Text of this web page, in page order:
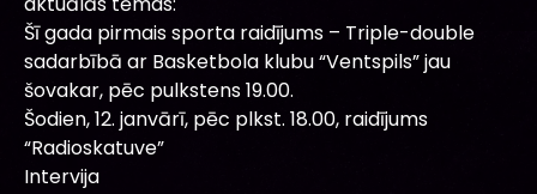
Šī gada pirmais sporta raidījums – Triple-double
sadarbībā ar Basketbola klubu “Ventspils” jau
šovakar, pēc pulkstens 19.00.
Šodien, 12. janvārī, pēc plkst. 18.00, raidījums
“Radioskatuve”
Intervija